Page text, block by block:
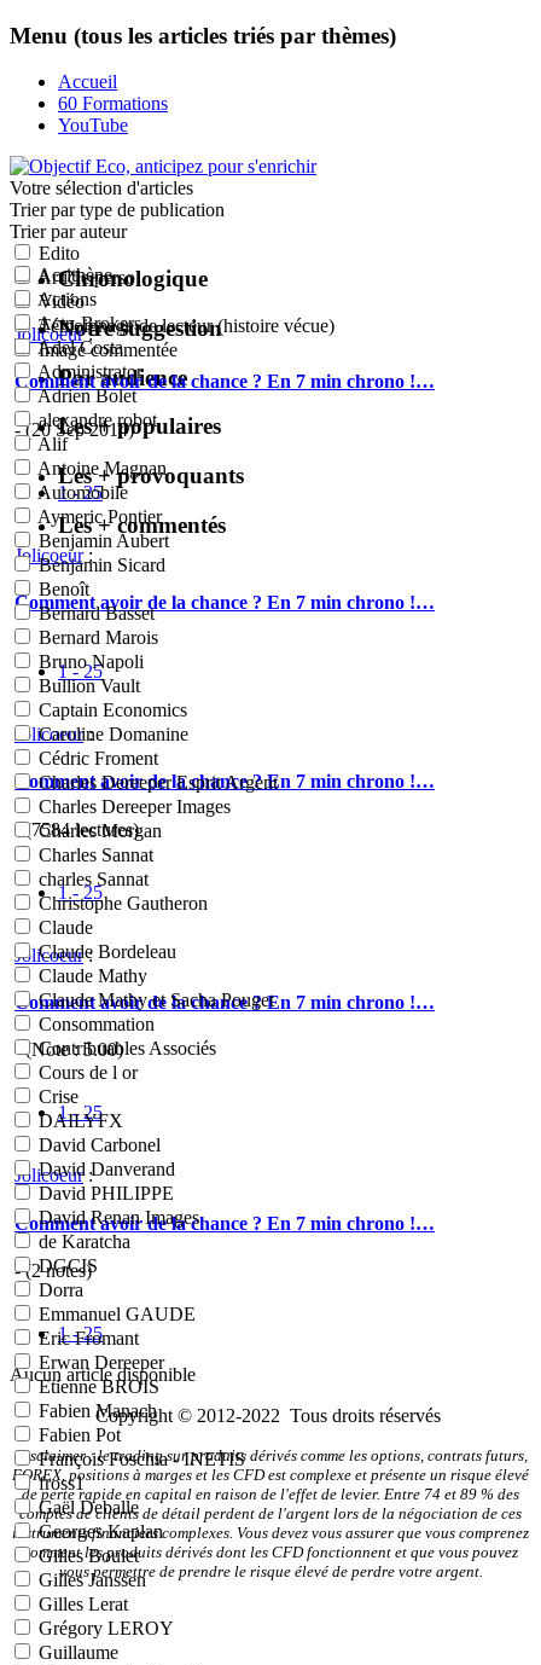
Menu (tous les articles triés par thèmes)
Accueil
60 Formations
YouTube
Votre sélection d'articles
Trier par type de publication
Edito
Article perso
Vidéo
Témoignage de lecteur (histoire vécue)
Image commentée
Trier par auteur
Acrithène
Actions
Actu-Brokers
Adel Costa
Administrator
Adrien Bolet
alexandre robot
Alif
Antoine Magnan
Automobile
Aymeric Pontier
Benjamin Aubert
Benjamin Sicard
Benoît
Bernard Basset
Bernard Marois
Bruno Napoli
Bullion Vault
Captain Economics
Caroline Domanine
Cédric Froment
Charles Dereeper Esprit Argent
Charles Dereeper Images
Charles Morgan
Charles Sannat
charles Sannat
Christophe Gautheron
Claude
Claude Bordeleau
Claude Mathy
Claude Mathy et Sacha Pouget
Consommation
Contribuables Associés
Cours de l or
Crise
DAILYFX
David Carbonel
David Danverand
David PHILIPPE
David Renan Images
de Karatcha
DGCIS
Dorra
Emmanuel GAUDE
Eric Fromant
Erwan Dereeper
Etienne BROIS
Fabien Manach
Fabien Pot
François Foschia - INETIS
fross1
Gaël Deballe
Georges Kaplan
Gilles Boulet
Gilles Janssen
Gilles Lerat
Grégory LEROY
Guillaume
Chronologique
Notre suggestion
Par audience
Les + populaires
Les + provoquants
Les + commentés
Jolicoeur:
Comment avoir de la chance ? En 7 min chrono !…
- (20 Sep 2014)
1 - 25
Jolicoeur:
Comment avoir de la chance ? En 7 min chrono !…
1 - 25
Jolicoeur:
Comment avoir de la chance ? En 7 min chrono !…
- (7584 lectures)
1 - 25
Jolicoeur:
Comment avoir de la chance ? En 7 min chrono !…
- (Note :5.00)
1 - 25
Jolicoeur:
Comment avoir de la chance ? En 7 min chrono !…
- (2notes)
1 - 25
Aucun article disponible
Copyright © 2012-2022 Tous droits réservés
Disclaimer : le trading sur produits dérivés comme les options, contrats futurs,
FOREX, positions à marges et les CFD est complexe et présente un risque élevé
de perte rapide en capital en raison de l'effet de levier. Entre 74 et 89 % des
comptes de clients de détail perdent de l'argent lors de la négociation de ces
instruments financiers complexes. Vous devez vous assurer que vous comprenez
comment les produits dérivés dont les CFD fonctionnent et que vous pouvez
vous permettre de prendre le risque élevé de perdre votre argent.